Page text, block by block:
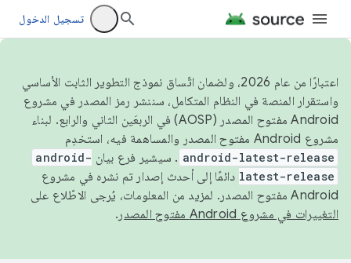
تسجيل الدخول
اعتبارًا من عام 2026، ولضمان اتّساق نموذج التطوير الثابت الأساسي
واستقرار المنصة في النظام المتكامل، سننشر رمز المصدر في مشروع
Android مفتوح المصدر (AOSP) في الربعَين الثاني والرابع. لبناء
مشروع Android مفتوح المصدر والمساهمة فيه، استخدِم
android-latest-release . سيشير فرع بيان android-
latest-release دائمًا إلى أحدث إصدار تم نشره في مشروع
Android مفتوح المصدر. لمزيد من المعلومات، يُرجى الاطّلاع على
التغييرات في مشروع Android مفتوح المصدر
.